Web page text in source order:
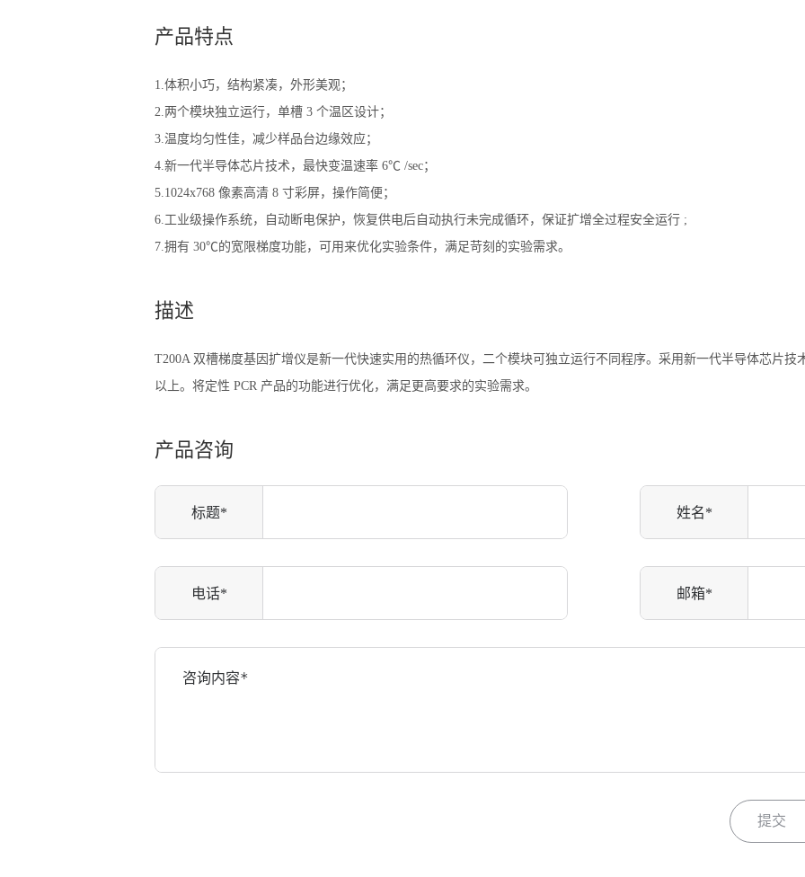
产品特点
1.体积小巧，结构紧凑，外形美观；
2.两个模块独立运行，单槽 3 个温区设计；
3.温度均匀性佳，减少样品台边缘效应；
4.新一代半导体芯片技术，最快变温速率 6℃ /sec；
5.1024x768 像素高清 8 寸彩屏，操作简便；
6.工业级操作系统，自动断电保护，恢复供电后自动执行未完成循环，保证扩增全过程安全运行 ;
7.拥有 30℃的宽限梯度功能，可用来优化实验条件，满足苛刻的实验需求。
描述
T200A 双槽梯度基因扩增仪是新一代快速实用的热循环仪，二个模块可独立运行不同程序。采用新一代半导体芯片技
以上。将定性 PCR 产品的功能进行优化，满足更高要求的实验需求。
产品咨询
标题* 姓名*
电话* 邮箱*
提交